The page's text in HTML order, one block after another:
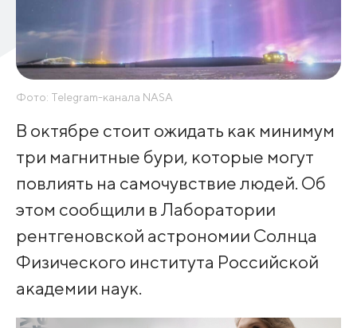
Фото: Telegram-канала NASA
В октябре стоит ожидать как минимум
три магнитные бури, которые могут
повлиять на самочувствие людей. Об
этом сообщили в Лаборатории
рентгеновской астрономии Солнца
Физического института Российской
академии наук.